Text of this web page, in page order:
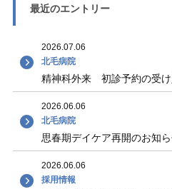
最近のエントリー
2026.07.06
北毛病院
精神科外来 初診予約の受
2026.06.06
北毛病院
思春期デイケア再開のお知
2026.06.06
採用情報